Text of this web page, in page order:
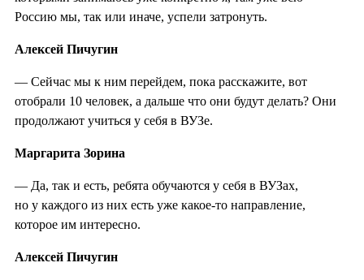
Россию мы, так или иначе, успели затронуть.
Алексей Пичугин
— Сейчас мы к ним перейдем, пока расскажите, вот
отобрали 10 человек, а дальше что они будут делать? Они
продолжают учиться у себя в ВУЗе.
Маргарита Зорина
— Да, так и есть, ребята обучаются у себя в ВУЗах,
но у каждого из них есть уже какое-то направление,
которое им интересно.
Алексей Пичугин